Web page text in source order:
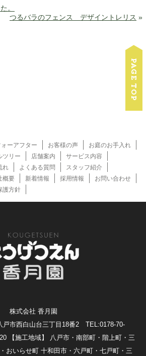
。
つるバラのフェンス デザイントレリス »
ォーアフター お客様の声
お庭のお手入れ
ツリー 店舗案内
サービス内容
れ よくある質問
スタッフ紹介
概要 新着情報 採用情報
お問い合わせ
護方針
株式会社 香月園
戸市西白山台三丁目18番2 TEL:0178-70-
【施工地域】 八戸市・南部町・階上町・三
おいらせ町 十和田市・六戸町・七戸町・三